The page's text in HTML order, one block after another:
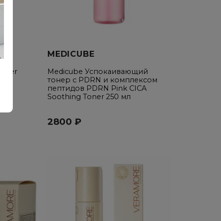
MEDICUBE
Medicube Успокаивающий
тонер с PDRN и комплексом
пептидов PDRN Pink CICA
Soothing Toner 250 мл
2800 ₽